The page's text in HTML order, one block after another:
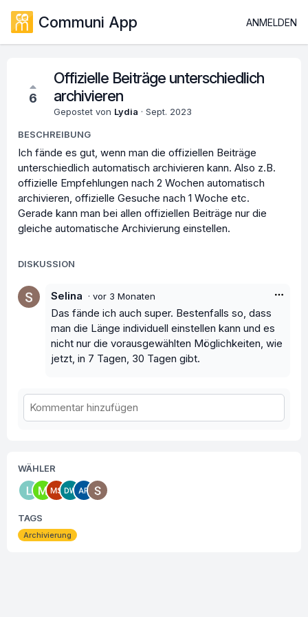
Communi App ANMELDEN
6
Offizielle Beiträge unterschiedlich
archivieren
Gepostet von Lydia · Sept. 2023
BESCHREIBUNG
Ich fände es gut, wenn man die offiziellen Beiträge
unterschiedlich automatisch archivieren kann. Also z.B.
offizielle Empfehlungen nach 2 Wochen automatisch
archivieren, offizielle Gesuche nach 1 Woche etc.
Gerade kann man bei allen offiziellen Beiträge nur die
gleiche automatische Archivierung einstellen.
DISKUSSION
Selina · vor 3 Monaten
Das fände ich auch super. Bestenfalls so, dass
man die Länge individuell einstellen kann und es
nicht nur die vorausgewählten Möglichkeiten, wie
jetzt, in 7 Tagen, 30 Tagen gibt.
WÄHLER
TAGS
Archivierung